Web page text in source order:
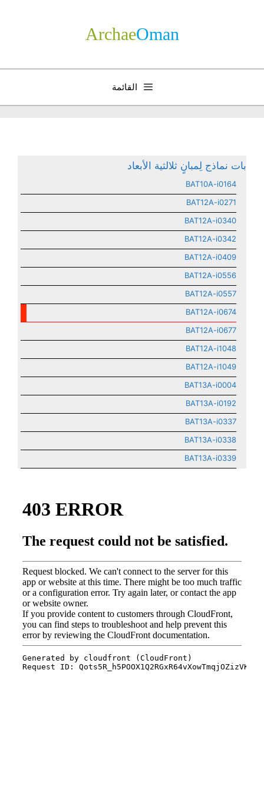
Archae­Oman
القائمة
بات نماذج لِمبانٍ ثلالثية الأبعاد
BAT10A-i0164
BAT12A-i0271
BAT12A-i0340
BAT12A-i0342
BAT12A-i0409
BAT12A-i0556
BAT12A-i0557
BAT12A-i0674
BAT12A-i0677
BAT12A-i1048
BAT12A-i1049
BAT13A-i0004
BAT13A-i0192
BAT13A-i0337
BAT13A-i0338
BAT13A-i0339